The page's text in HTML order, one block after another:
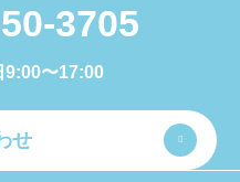
3705
〜17:00
せ